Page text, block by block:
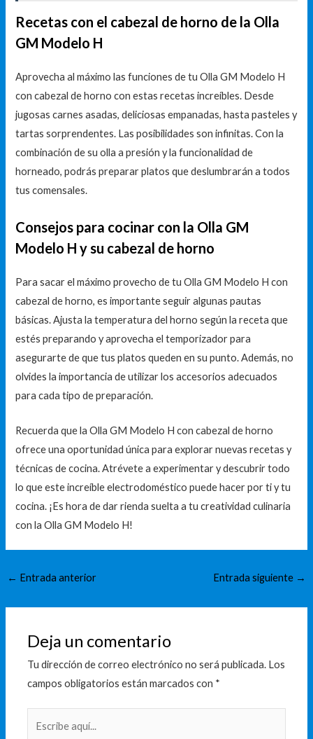
Recetas con el cabezal de horno de la Olla
GM Modelo H
Aprovecha al máximo las funciones de tu Olla GM Modelo H
con cabezal de horno con estas recetas increíbles. Desde
jugosas carnes asadas, deliciosas empanadas, hasta pasteles y
tartas sorprendentes. Las posibilidades son infinitas. Con la
combinación de su olla a presión y la funcionalidad de
horneado, podrás preparar platos que deslumbrarán a todos
tus comensales.
Consejos para cocinar con la Olla GM
Modelo H y su cabezal de horno
Para sacar el máximo provecho de tu Olla GM Modelo H con
cabezal de horno, es importante seguir algunas pautas
básicas. Ajusta la temperatura del horno según la receta que
estés preparando y aprovecha el temporizador para
asegurarte de que tus platos queden en su punto. Además, no
olvides la importancia de utilizar los accesorios adecuados
para cada tipo de preparación.
Recuerda que la Olla GM Modelo H con cabezal de horno
ofrece una oportunidad única para explorar nuevas recetas y
técnicas de cocina. Atrévete a experimentar y descubrir todo
lo que este increíble electrodoméstico puede hacer por ti y tu
cocina. ¡Es hora de dar rienda suelta a tu creatividad culinaria
con la Olla GM Modelo H!
← Entrada anterior Entrada siguiente →
Deja un comentario
Tu dirección de correo electrónico no será publicada. Los
campos obligatorios están marcados con *